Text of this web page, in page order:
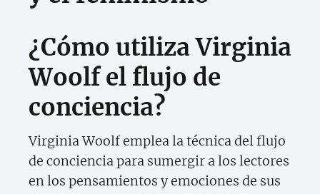
¿Cómo utiliza Virginia
Woolf el flujo de
conciencia?
Virginia Woolf emplea la técnica del flujo
de conciencia para sumergir a los lectores
en los pensamientos y emociones de sus